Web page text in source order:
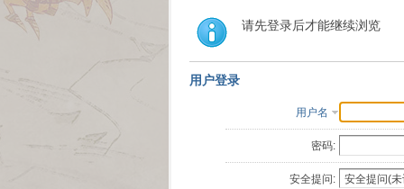
请先登录后才能继续浏览
用户登录
用户名
密码:
安全提问: